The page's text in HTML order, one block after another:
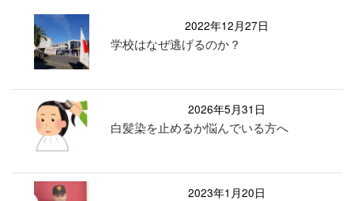
2022年12月27日
学校はなぜ逃げるのか？
2026年5月31日
白髪染を止めるか悩んでいる方へ
2023年1月20日